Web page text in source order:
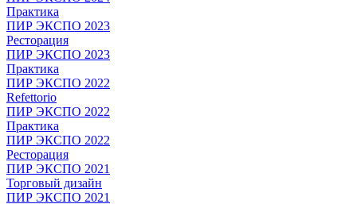
Практика
ПИР ЭКСПО 2023
Ресторация
ПИР ЭКСПО 2023
Практика
ПИР ЭКСПО 2022
Refettorio
ПИР ЭКСПО 2022
Практика
ПИР ЭКСПО 2022
Ресторация
ПИР ЭКСПО 2021
Торговый дизайн
ПИР ЭКСПО 2021